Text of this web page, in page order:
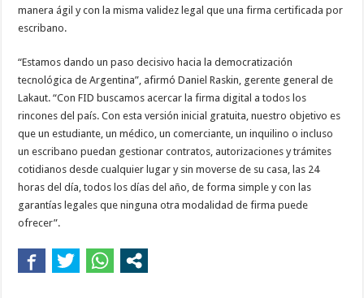
manera ágil y con la misma validez legal que una firma certificada por
escribano.
“Estamos dando un paso decisivo hacia la democratización
tecnológica de Argentina”, afirmó Daniel Raskin, gerente general de
Lakaut. “Con FID buscamos acercar la firma digital a todos los
rincones del país. Con esta versión inicial gratuita, nuestro objetivo es
que un estudiante, un médico, un comerciante, un inquilino o incluso
un escribano puedan gestionar contratos, autorizaciones y trámites
cotidianos desde cualquier lugar y sin moverse de su casa, las 24
horas del día, todos los días del año, de forma simple y con las
garantías legales que ninguna otra modalidad de firma puede
ofrecer”.